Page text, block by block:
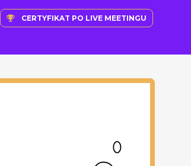
CERTYFIKAT PO LIVE MEETINGU